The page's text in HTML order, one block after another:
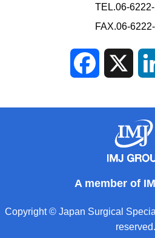
TEL.06-
FAX.06-
Facebook
A member of
Copyright © Japan Surgical
reserved.